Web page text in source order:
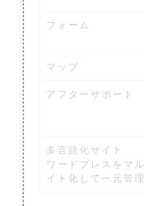
フォーム
マップ
アフターサポート
多言語化サイト
ワードプレスをマ
イト化して一元管理